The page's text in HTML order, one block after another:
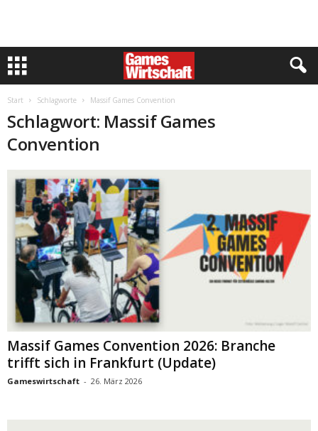
Start Schlagworte Massif Games Convention
Schlagwort: Massif Games
Convention
Massif Games Convention 2026: Branche
trifft sich in Frankfurt (Update)
Gameswirtschaft - 26. März 2026